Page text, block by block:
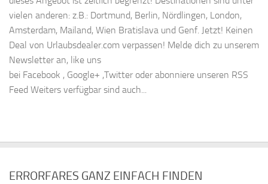
vielen anderen: z.B.: Dortmund, Berlin, Nördlingen, London,
Amsterdam, Mailand, Wien Bratislava und Genf. Jetzt! Keinen
Deal von Urlaubsdealer.com verpassen! Melde dich zu unserem
Newsletter an, like uns
bei Facebook , Google+ ,Twitter oder abonniere unseren RSS
Feed Weiters verfügbar sind auch...
ERRORFARES GANZ EINFACH FINDEN